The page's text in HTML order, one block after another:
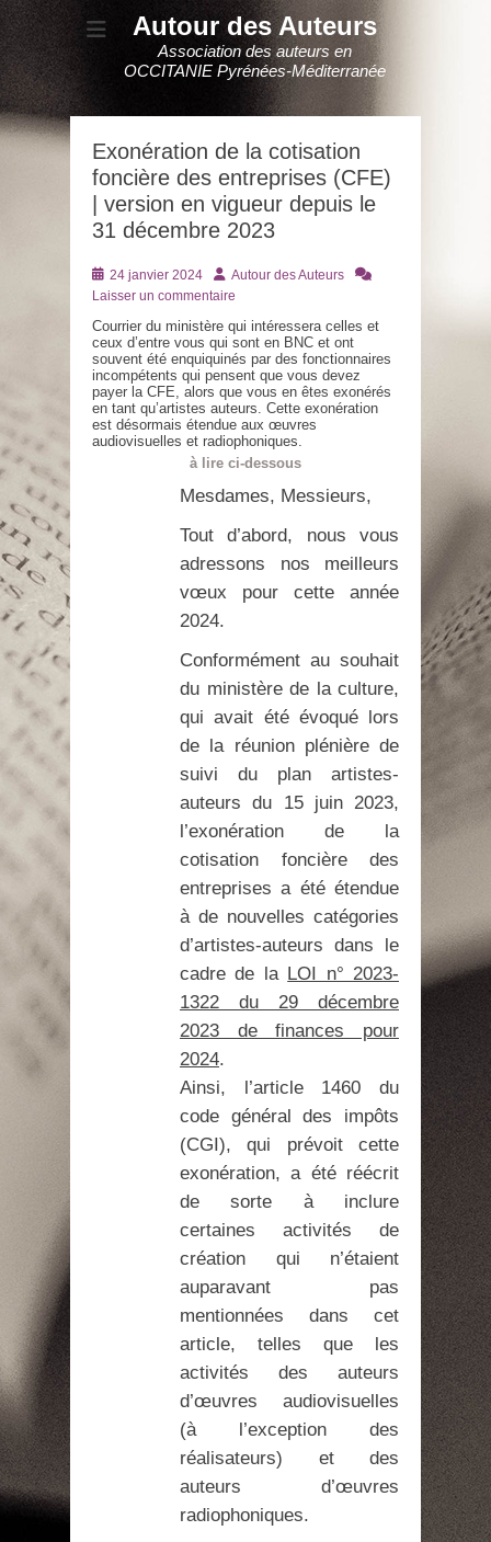
Autour des Auteurs
Association des auteurs en
OCCITANIE Pyrénées-Méditerranée
Exonération de la cotisation
foncière des entreprises (CFE)
| version en vigueur depuis le
31 décembre 2023
Posté
le
24 janvier 2024 AuteurAutour des Auteurs
Laisser un commentaire
Courrier du ministère qui intéressera celles et
ceux d’entre vous qui sont en BNC et ont
souvent été enquiquinés par des fonctionnaires
incompétents qui pensent que vous devez
payer la CFE, alors que vous en êtes exonérés
en tant qu’artistes auteurs. Cette exonération
est désormais étendue aux œuvres
audiovisuelles et radiophoniques.
à lire ci-dessous
Mesdames, Messieurs,
Tout d’abord, nous vous
adressons nos meilleurs
vœux pour cette année
2024.
Conformément au souhait
du ministère de la culture,
qui avait été évoqué lors
de la réunion plénière de
suivi du plan artistes-
auteurs du 15 juin 2023,
l’exonération de la
cotisation foncière des
entreprises a été étendue
à de nouvelles catégories
d’artistes-auteurs dans le
cadre de la LOI n° 2023-
1322 du 29 décembre
2023 de finances pour
2024.
Ainsi, l’article 1460 du
code général des impôts
(CGI), qui prévoit cette
exonération, a été réécrit
de sorte à inclure
certaines activités de
création qui n’étaient
auparavant pas
mentionnées dans cet
article, telles que les
activités des auteurs
d’œuvres audiovisuelles
(à l’exception des
réalisateurs) et des
auteurs d’œuvres
radiophoniques.